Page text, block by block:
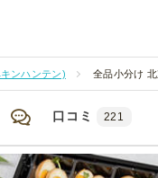
ンハンテン) 全品小分け
口コミ 221